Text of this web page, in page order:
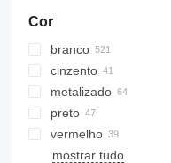
Cor
branco
cinzento
metalizado
preto
vermelho
mostrar tudo